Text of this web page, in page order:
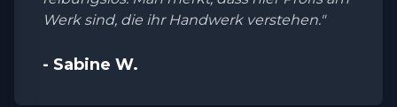
Werk sind, die ihr Handwerk verstehen."
- Sabine W.